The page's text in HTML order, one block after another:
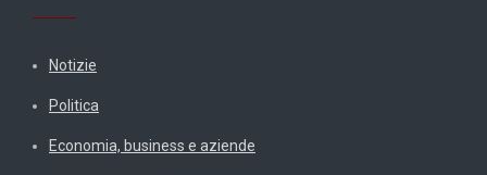
Notizie
Politica
Economia, business e aziende